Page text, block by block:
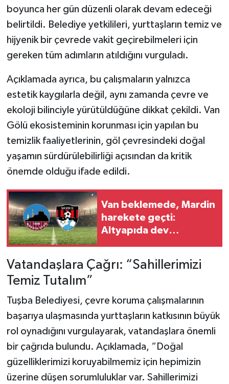
boyunca her gün düzenli olarak devam edeceği
belirtildi. Belediye yetkilileri, yurttaşların temiz ve
hijyenik bir çevrede vakit geçirebilmeleri için
gereken tüm adımların atıldığını vurguladı.
Açıklamada ayrıca, bu çalışmaların yalnızca
estetik kaygılarla değil, aynı zamanda çevre ve
ekoloji bilinciyle yürütüldüğüne dikkat çekildi. Van
Gölü ekosisteminin korunması için yapılan bu
temizlik faaliyetlerinin, göl çevresindeki doğal
yaşamın sürdürülebilirliği açısından da kritik
önemde olduğu ifade edildi.
Van beklemede, Mardin
harekete geçti:
Altyapıda dev
Vatandaşlara Çağrı: “Sahillerimizi
Temiz Tutalım”
Tuşba Belediyesi, çevre koruma çalışmalarının
başarıya ulaşmasında yurttaşların katkısının büyük
rol oynadığını vurgulayarak, vatandaşlara önemli
bir çağrıda bulundu. Açıklamada, “Doğal
güzelliklerimizi koruyabilmemiz için hepimizin
üzerine düşen sorumluluklar var. Sahillerimizi